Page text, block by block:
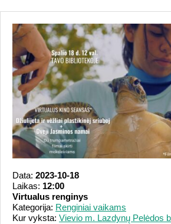
Data: 2023-10-18
Laikas: 12:00
Virtualus renginys
Kategorija: Renginiai vaikams
Kur vyksta: Vievio m. Lazdynų Pelėdos